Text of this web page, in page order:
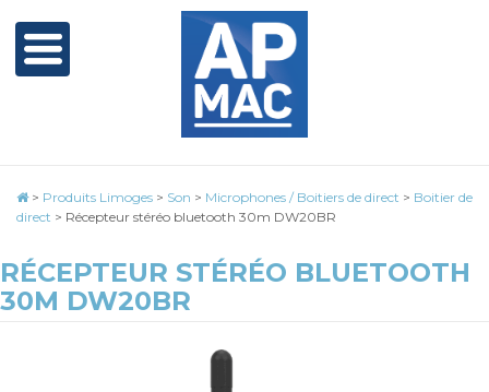
> Produits Limoges > Son > Microphones / Boitiers de direct > Boitier de
direct > Récepteur stéréo bluetooth 30m DW20BR
RÉCEPTEUR STÉRÉO BLUETOOTH
30M DW20BR